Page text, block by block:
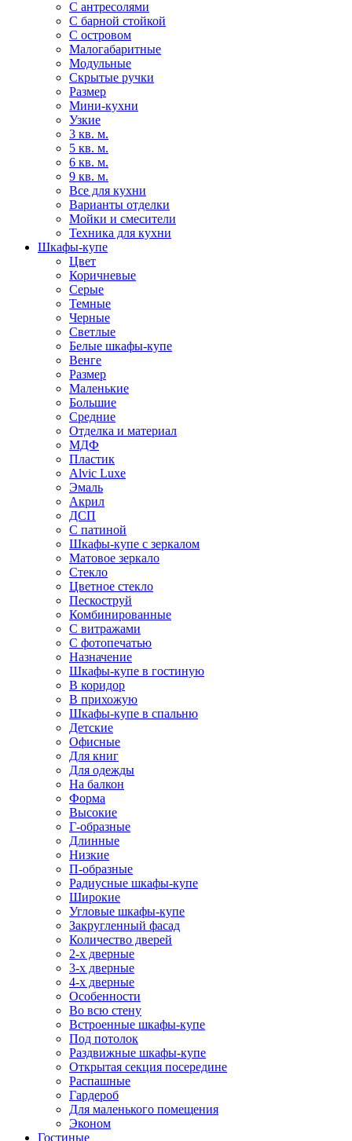
С антресолями
С барной стойкой
С островом
Малогабаритные
Модульные
Скрытые ручки
Размер
Мини-кухни
Узкие
3 кв. м.
5 кв. м.
6 кв. м.
9 кв. м.
Все для кухни
Варианты отделки
Мойки и смесители
Техника для кухни
Шкафы-купе
Цвет
Коричневые
Серые
Темные
Черные
Светлые
Белые шкафы-купе
Венге
Размер
Маленькие
Большие
Средние
Отделка и материал
МДФ
Пластик
Alvic Luxe
Эмаль
Акрил
ДСП
С патиной
Шкафы-купе с зеркалом
Матовое зеркало
Стекло
Цветное стекло
Пескоструй
Комбинированные
С витражами
С фотопечатью
Назначение
Шкафы-купе в гостиную
В коридор
В прихожую
Шкафы-купе в спальню
Детские
Офисные
Для книг
Для одежды
На балкон
Форма
Высокие
Г-образные
Длинные
Низкие
П-образные
Радиусные шкафы-купе
Широкие
Угловые шкафы-купе
Закругленный фасад
Количество дверей
2-х дверные
3-х дверные
4-х дверные
Особенности
Во всю стену
Встроенные шкафы-купе
Под потолок
Раздвижные шкафы-купе
Открытая секция посередине
Распашные
Гардероб
Для маленького помещения
Эконом
Гостиные